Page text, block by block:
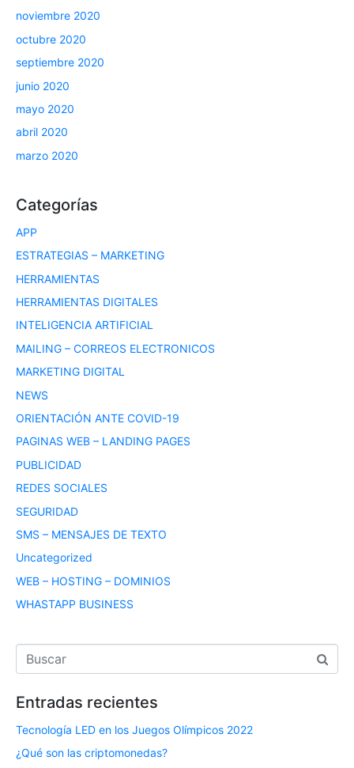
noviembre 2020
octubre 2020
septiembre 2020
junio 2020
mayo 2020
abril 2020
marzo 2020
Categorías
APP
ESTRATEGIAS – MARKETING
HERRAMIENTAS
HERRAMIENTAS DIGITALES
INTELIGENCIA ARTIFICIAL
MAILING – CORREOS ELECTRONICOS
MARKETING DIGITAL
NEWS
ORIENTACIÓN ANTE COVID-19
PAGINAS WEB – LANDING PAGES
PUBLICIDAD
REDES SOCIALES
SEGURIDAD
SMS – MENSAJES DE TEXTO
Uncategorized
WEB – HOSTING – DOMINIOS
WHASTAPP BUSINESS
Entradas recientes
Tecnología LED en los Juegos Olímpicos 2022
¿Qué son las criptomonedas?